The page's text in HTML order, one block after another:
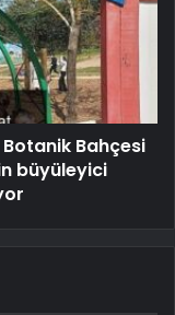
Bahçesi
büyüleyici